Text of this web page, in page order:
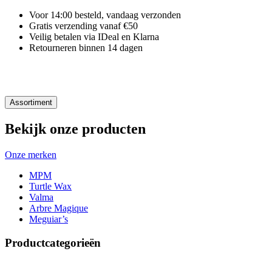
Voor 14:00 besteld, vandaag verzonden
Gratis verzending vanaf €50
Veilig betalen via IDeal en Klarna
Retourneren binnen 14 dagen
Assortiment
Bekijk onze producten
Onze merken
MPM
Turtle Wax
Valma
Arbre Magique
Meguiar’s
Productcategorieën